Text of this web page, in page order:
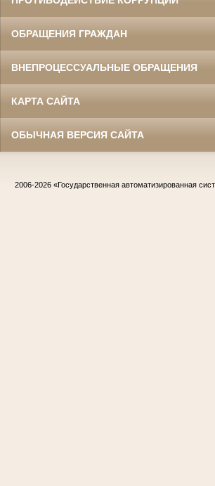
ОБРАЩЕНИЯ ГРАЖДАН
ВНЕПРОЦЕССУАЛЬНЫЕ ОБРАЩЕНИЯ
КАРТА САЙТА
ОБЫЧНАЯ ВЕРСИЯ САЙТА
2006-2026 «Государственная автоматизированная